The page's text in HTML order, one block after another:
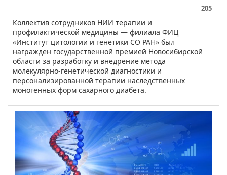
205
Коллектив сотрудников НИИ терапии и
профилактической медицины — филиала ФИЦ
«Институт цитологии и генетики СО РАН» был
награжден государственной премией Новосибирской
области за разработку и внедрение метода
молекулярно-генетической диагностики и
персонализированной терапии наследственных
моногенных форм сахарного диабета.